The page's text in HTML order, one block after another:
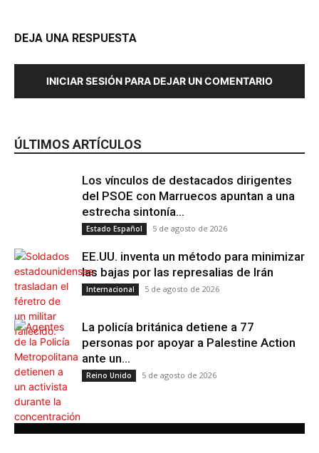
Internacional
Murcia
DEJA UNA RESPUESTA
INICIAR SESIÓN PARA DEJAR UN COMENTARIO
ÚLTIMOS ARTÍCULOS
Los vínculos de destacados dirigentes
del PSOE con Marruecos apuntan a una
estrecha sintonía...
Estado Español 5 de agosto de 2026
EE.UU. inventa un método para minimizar
las bajas por las represalias de Irán
Internacional 5 de agosto de 2026
La policía británica detiene a 77
personas por apoyar a Palestine Action
ante un...
Reino Unido 5 de agosto de 2026